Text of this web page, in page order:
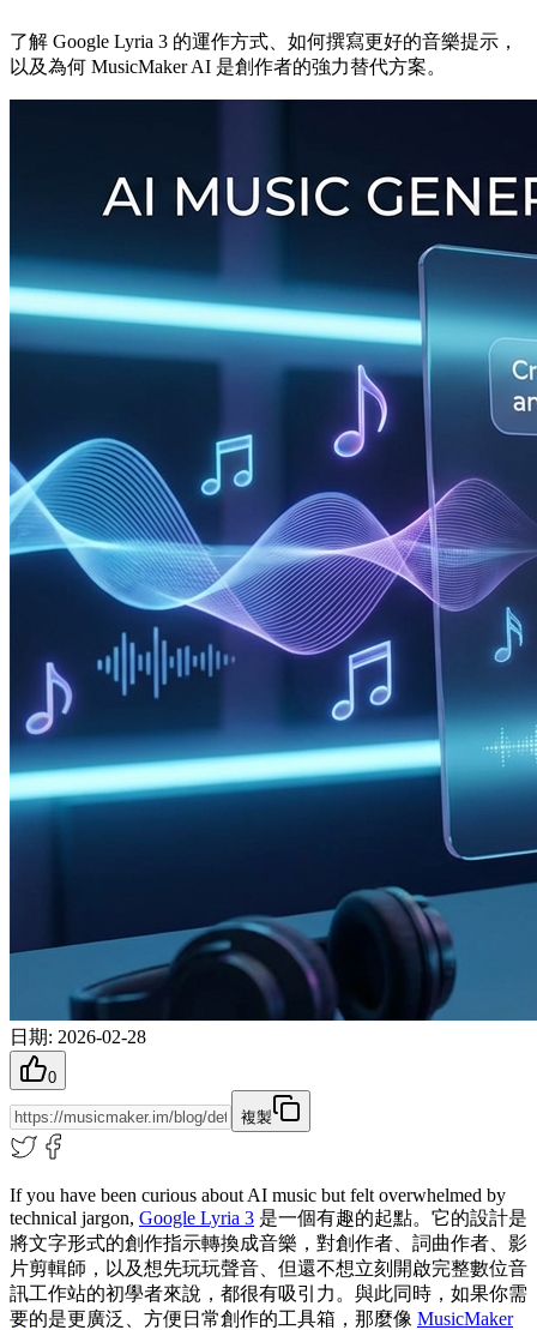
了解 Google Lyria 3 的運作方式、如何撰寫更好的音樂提示，
以及為何 MusicMaker AI 是創作者的強力替代方案。
日期: 2026-02-28
0
複製
If you have been curious about AI music but felt overwhelmed by
technical jargon, Google Lyria 3 是一個有趣的起點。它的設計是
將文字形式的創作指示轉換成音樂，對創作者、詞曲作者、影
片剪輯師，以及想先玩玩聲音、但還不想立刻開啟完整數位音
訊工作站的初學者來說，都很有吸引力。與此同時，如果你需
要的是更廣泛、方便日常創作的工具箱，那麼像 MusicMaker